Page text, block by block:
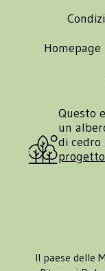
Homepage
Questo
un
di cedro
progetto
Il paese delle